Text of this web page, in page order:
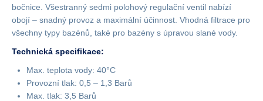
bočnice. Všestranný sedmi polohový regulační ventil nabízí
obojí – snadný provoz a maximální účinnost. Vhodná filtrace pro
všechny typy bazénů, také pro bazény s úpravou slané vody.
Technická specifikace:
Max. teplota vody: 40°C
Provozní tlak: 0,5 – 1,3 Barů
Max. tlak: 3,5 Barů